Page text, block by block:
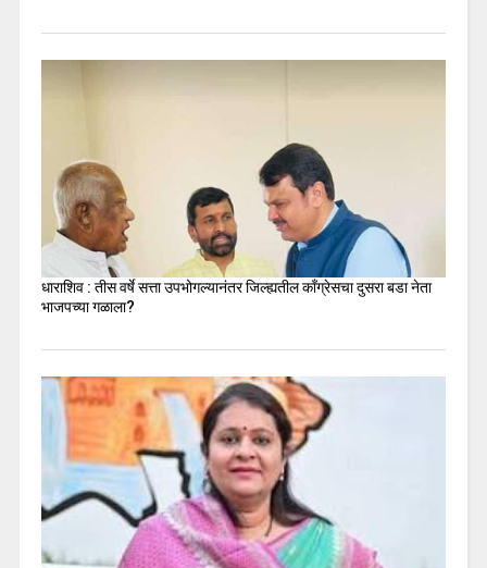
धाराशिव : तीस वर्षे सत्ता उपभोगल्यानंतर जिल्ह्यतील कॉंग्रेसचा दुसरा बडा नेता
भाजपच्या गळाला?